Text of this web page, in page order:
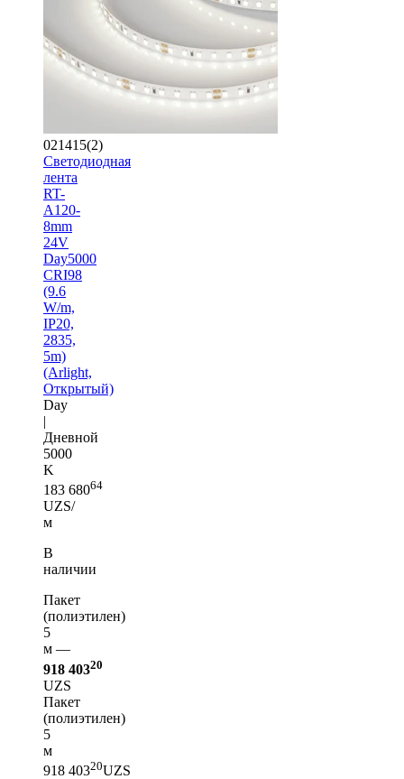
021415(2)
Светодиодная
лента
RT-
A120-
8mm
24V
Day5000
CRI98
(9.6
W/m,
IP20,
2835,
5m)
(Arlight,
Открытый)
Day
|
Дневной
5000
K
183 68064
UZS/
м
В
наличии
Пакет
(полиэтилен)
5
м —
918 40320
UZS
Пакет
(полиэтилен)
5
м
918 40320UZS